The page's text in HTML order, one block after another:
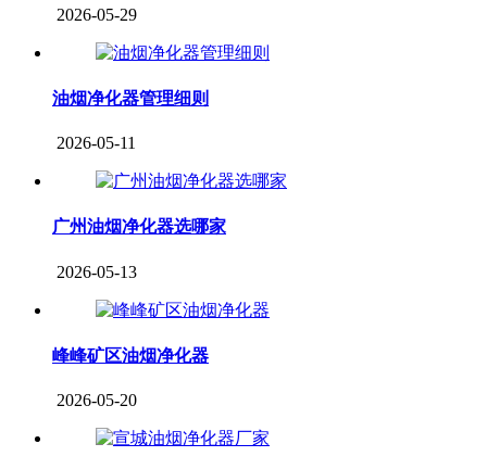
2026-05-29
油烟净化器管理细则
2026-05-11
广州油烟净化器选哪家
2026-05-13
峰峰矿区油烟净化器
2026-05-20